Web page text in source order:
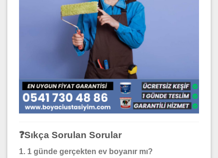
❓Sıkça Sorulan Sorular
1. 1 günde gerçekten ev boyanır mı?